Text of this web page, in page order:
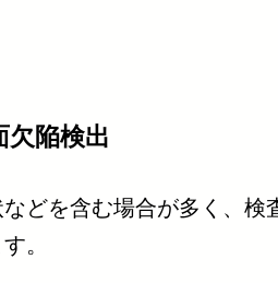
陥検出
どを含む場合が多く、
。